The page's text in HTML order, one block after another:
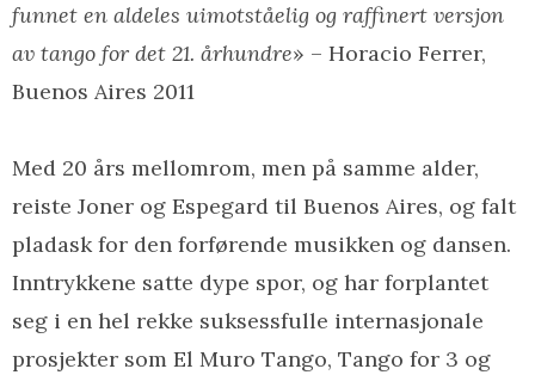
funnet en aldeles uimotståelig og raffinert versjon
av tango for det 21. århundre» – Horacio Ferrer,
Buenos Aires 2011
Med 20 års mellomrom, men på samme alder,
reiste Joner og Espegard til Buenos Aires, og falt
pladask for den forførende musikken og dansen.
Inntrykkene satte dype spor, og har forplantet
seg i en hel rekke suksessfulle internasjonale
prosjekter som El Muro Tango, Tango for 3 og